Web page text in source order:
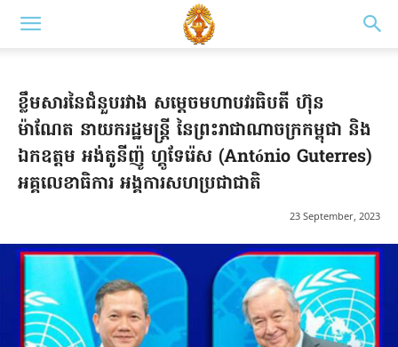
ខ្លឹមសារនៃជំនួបរវាង សម្តេចមហាបវរធិបតី ហ៊ុន
ម៉ាណែត នាយករដ្ឋមន្រ្តី នៃព្រះរាជាណាចក្រកម្ពុជា និង
ឯកឧត្តម អង់តូនីញ៉ូ ហ្គូទែរ៉េស (António Guterres)
អគ្គលេខាធិការ អង្គការសហប្រជាជាតិ
23 September, 2023